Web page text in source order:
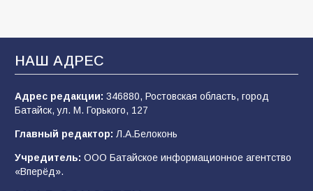
«Мобилизация или набор?» Что на самом
деле происходит в армии России в августе
2026 года
В Батайске продолжаются дорожные работы
98 04.08.2026
НАШ АДРЕС
Адрес редакции: 346880, Ростовская область, город
Батайск, ул. М. Горького, 127
Главный редактор: Л.А.Белоконь
Учредитель: ООО Батайское информационное агентство
«Вперёд».